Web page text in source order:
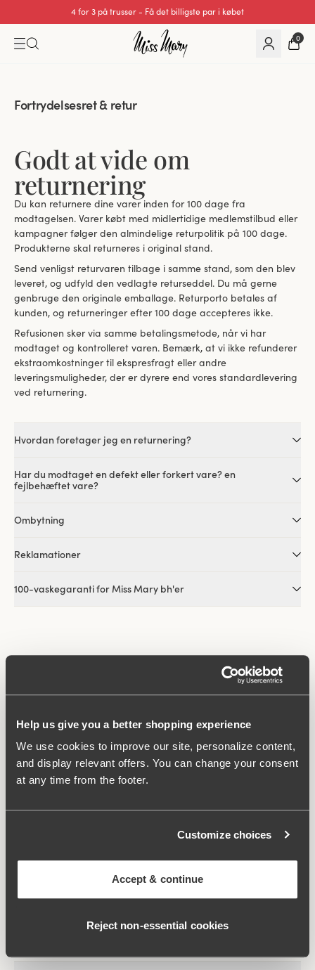
Help us give you a better shopping experience
We use cookies to improve our site, personalize content,
and display relevant offers. You can change your consent
at any time from the footer.
Customize choices
Accept & continue
Reject non‑essential cookies
4 for 3 på trusser - Få det billigste par i købet
0
Fortrydelsesret & retur
Godt at vide om
returnering
Du kan returnere dine varer inden for 100 dage fra
modtagelsen. Varer købt med midlertidige medlemstilbud eller
kampagner følger den almindelige returpolitik på 100 dage.
Produkterne skal returneres i original stand.
Send venligst returvaren tilbage i samme stand, som den blev
leveret, og udfyld den vedlagte returseddel. Du må gerne
genbruge den originale emballage. Returporto betales af
kunden, og returneringer efter 100 dage accepteres ikke.
Refusionen sker via samme betalingsmetode, når vi har
modtaget og kontrolleret varen. Bemærk, at vi ikke refunderer
ekstraomkostninger til ekspresfragt eller andre
leveringsmuligheder, der er dyrere end vores standardlevering
ved returnering.
Hvordan foretager jeg en returnering?
Har du modtaget en defekt eller forkert vare? en
fejlbehæftet vare?
Ombytning
Reklamationer
100-vaskegaranti for Miss Mary bh'er
Hvis du er forbruger og bosat i Den Europæiske Union, har du
lovbestemt ret til at fortryde dit køb inden for 14 dage uden at
angive nogen begrundelse.
Fortrydelsesfristen udløber 14 dage efter den dag, hvor du
at registrere din fortrydelse. Du behøver ikke kontakte
kundeservice på forhånd.
Anmodning om fortrydelse